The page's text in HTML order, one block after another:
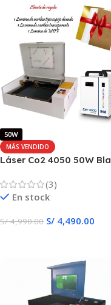
50W
MÁS VENDIDO
Láser Co2 4050 50W
(3)
En stock
S/4,990.00 S/ 4,490.00